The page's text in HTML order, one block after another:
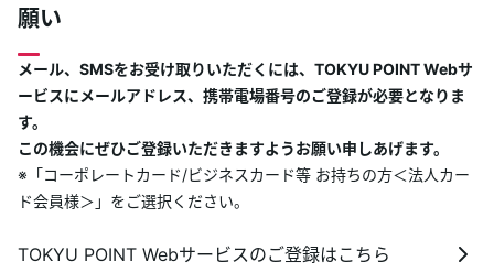
願い
メール、SMSをお受け取りいただくには、TOKYU POINT Webサ
ービスにメールアドレス、携帯電場番号のご登録が必要となりま
す。
この機会にぜひご登録いただきますようお願い申しあげます。
※「コーポレートカード/ビジネスカード等 お持ちの方＜法人カー
ド会員様＞」をご選択ください。
TOKYU POINT Webサービスのご登録はこちら